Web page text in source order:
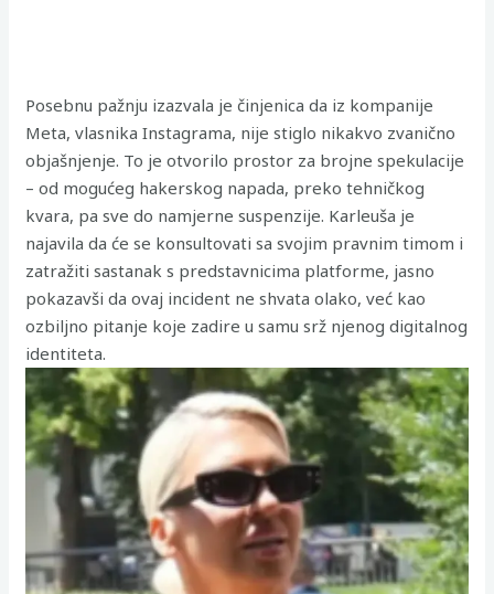
Posebnu pažnju izazvala je činjenica da iz kompanije
Meta, vlasnika Instagrama, nije stiglo nikakvo zvanično
objašnjenje. To je otvorilo prostor za brojne spekulacije
– od mogućeg hakerskog napada, preko tehničkog
kvara, pa sve do namjerne suspenzije. Karleuša je
najavila da će se konsultovati sa svojim pravnim timom i
zatražiti sastanak s predstavnicima platforme, jasno
pokazavši da ovaj incident ne shvata olako, već kao
ozbiljno pitanje koje zadire u samu srž njenog digitalnog
identiteta.